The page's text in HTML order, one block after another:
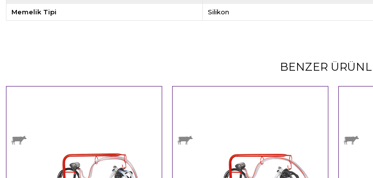
Memelik Tipi Silikon
BENZER